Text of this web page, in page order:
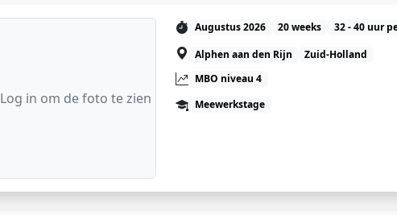
Log in om de foto te zien
Augustus 2026 20 weeks
32 - 40 uur
Alphen aan den Rijn
Zuid-Holland
MBO niveau 4
Meewerkstage